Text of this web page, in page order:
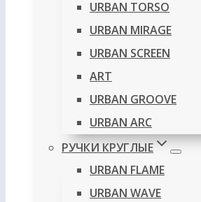
URBAN TORSO
URBAN MIRAGE
URBAN SCREEN
ART
URBAN GROOVE
URBAN ARC
РУЧКИ КРУГЛЫЕ
URBAN FLAME
URBAN WAVE